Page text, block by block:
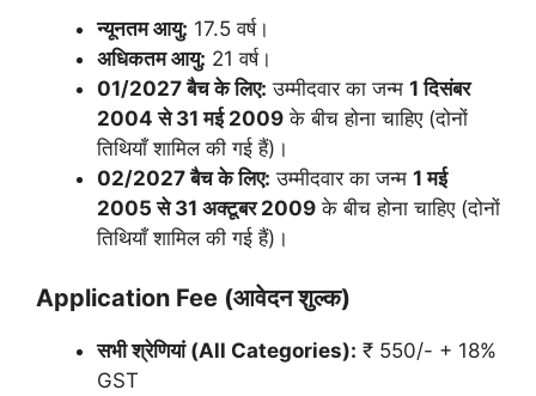
न्यूनतम आयु: 17.5 वर्ष।
अधिकतम आयु: 21 वर्ष।
01/2027 बैच के लिए: उम्मीदवार का जन्म 1 दिसंबर
2004 से 31 मई 2009 के बीच होना चाहिए (दोनों
तिथियाँ शामिल की गई हैं)।
02/2027 बैच के लिए: उम्मीदवार का जन्म 1 मई
2005 से 31 अक्टूबर 2009 के बीच होना चाहिए (दोनों
तिथियाँ शामिल की गई हैं)।
Application Fee (आवेदन शुल्क)
सभी श्रेणियां (All Categories): ₹ 550/- + 18%
GST